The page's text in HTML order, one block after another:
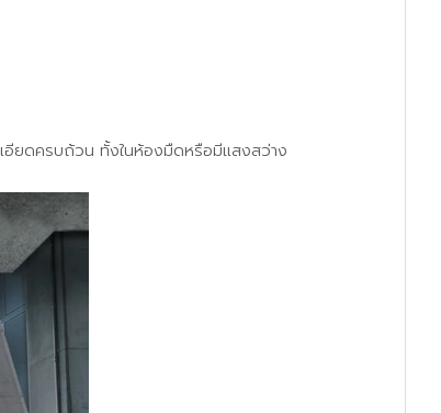
อียดครบถ้วน ทั้งในห้องมืดหรือมีแสงสว่าง